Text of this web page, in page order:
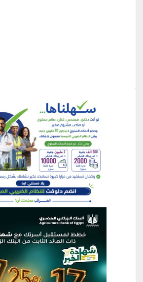
منطقة إعلانية
منطقة إعلانية